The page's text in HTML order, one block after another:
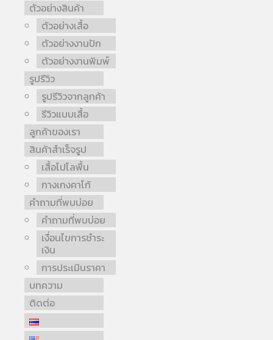
ตัวอย่างสินค้า
ตัวอย่างเสื้อ
ตัวอย่างงานปัก
ตัวอย่างงานพิมพ์
รูปรีวิว
รูปรีวิวจากลูกค้า
รีวิวแบบเสื้อ
ลูกค้าของเรา
สินค้าสำเร็จรูป
เสื้อโปโลพื้น
กางเกงคาโก้
คำถามที่พบบ่อย
คำถามที่พบบ่อย
เงื่อนไขการชำระ
เงิน
การประเมินราคา
บทความ
ติดต่อ